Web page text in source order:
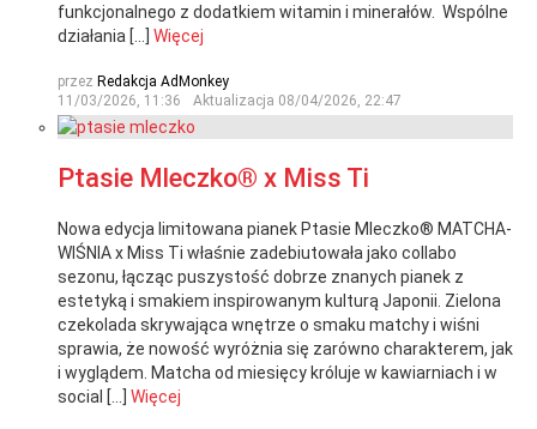
funkcjonalnego z dodatkiem witamin i minerałów. Wspólne
działania […] Więcej
przez Redakcja AdMonkey
11/03/2026, 11:36
Aktualizacja 08/04/2026, 22:47
Ptasie Mleczko® x Miss Ti
Nowa edycja limitowana pianek Ptasie Mleczko® MATCHA-
WIŚNIA x Miss Ti właśnie zadebiutowała jako collabo
sezonu, łącząc puszystość dobrze znanych pianek z
estetyką i smakiem inspirowanym kulturą Japonii. Zielona
czekolada skrywająca wnętrze o smaku matchy i wiśni
sprawia, że nowość wyróżnia się zarówno charakterem, jak
i wyglądem. Matcha od miesięcy króluje w kawiarniach i w
social […] Więcej